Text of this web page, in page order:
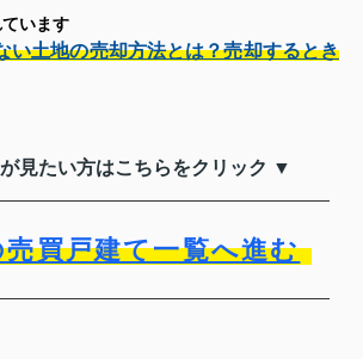
います
い土地の売却方法とは？売却するとき
見たい方はこちらをクリック ▼
売買戸建て一覧へ進む